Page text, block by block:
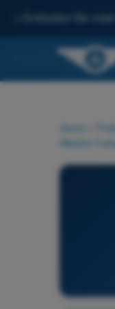
Entdecken Sie
Home
Welche